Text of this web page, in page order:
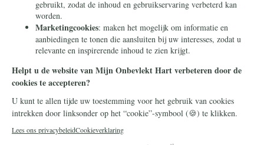
Nalaten
Zelf overschrijven
© 2026 Stichting Civitas Christiana
Cookieverklaring
Privacy